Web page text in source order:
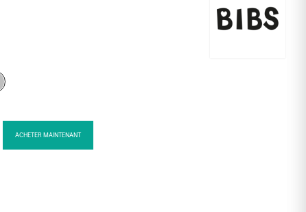
ACHETER MAINTENANT